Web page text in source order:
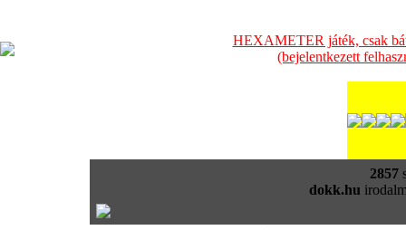
HEXAMETER játék, csak
(bejelentkezett
2857
dokk.hu